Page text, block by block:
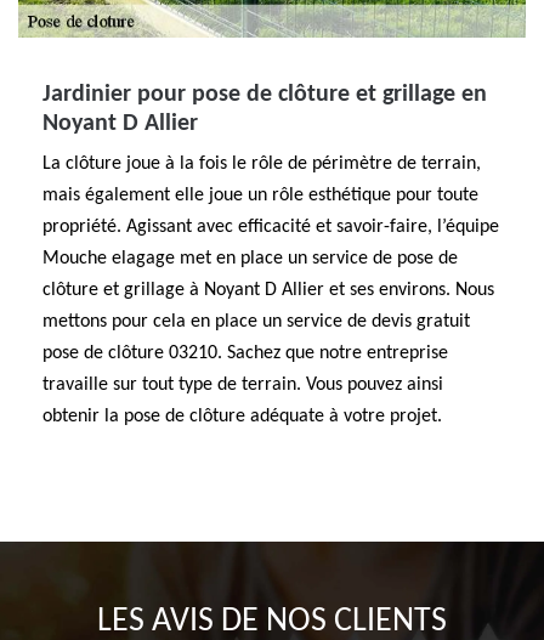
Jardinier pour pose de clôture et grillage en
Noyant D Allier
La clôture joue à la fois le rôle de périmètre de terrain,
mais également elle joue un rôle esthétique pour toute
propriété. Agissant avec efficacité et savoir-faire, l’équipe
Mouche elagage met en place un service de pose de
clôture et grillage à Noyant D Allier et ses environs. Nous
mettons pour cela en place un service de devis gratuit
pose de clôture 03210. Sachez que notre entreprise
travaille sur tout type de terrain. Vous pouvez ainsi
obtenir la pose de clôture adéquate à votre projet.
LES AVIS DE NOS CLIENTS